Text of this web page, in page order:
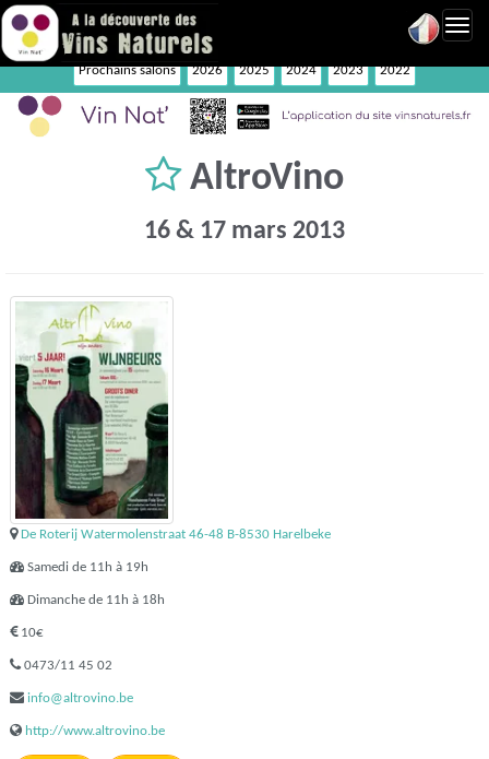
Prochains salons 2026 2025 2024 2023 2022
AltroVino
16 & 17 mars 2013
De Roterij Watermolenstraat 46-48 B-8530 Harelbeke
Samedi de 11h à 19h
Dimanche de 11h à 18h
10€
0473/11 45 02
info@altrovino.be
http://www.altrovino.be